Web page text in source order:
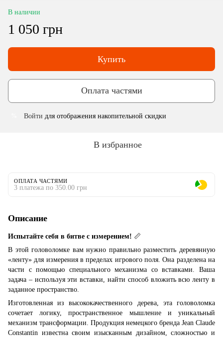
В наличии
1 050 грн
Купить
Оплата частями
Войти для отображения накопительной скидки
В избранное
ОПЛАТА ЧАСТЯМИ
3 платежа по 350.00 грн
Описание
Испытайте себя в битве с измерением! 📏
В этой головоломке вам нужно правильно разместить деревянную
«ленту» для измерения в пределах игрового поля. Она разделена на
части с помощью специального механизма со вставками. Ваша
задача – используя эти вставки, найти способ вложить всю ленту в
заданное пространство.
Изготовленная из высококачественного дерева, эта головоломка
сочетает логику, пространственное мышление и уникальный
механизм трансформации. Продукция немецкого бренда Jean Claude
Constantin известна своим изысканным дизайном, сложностью и